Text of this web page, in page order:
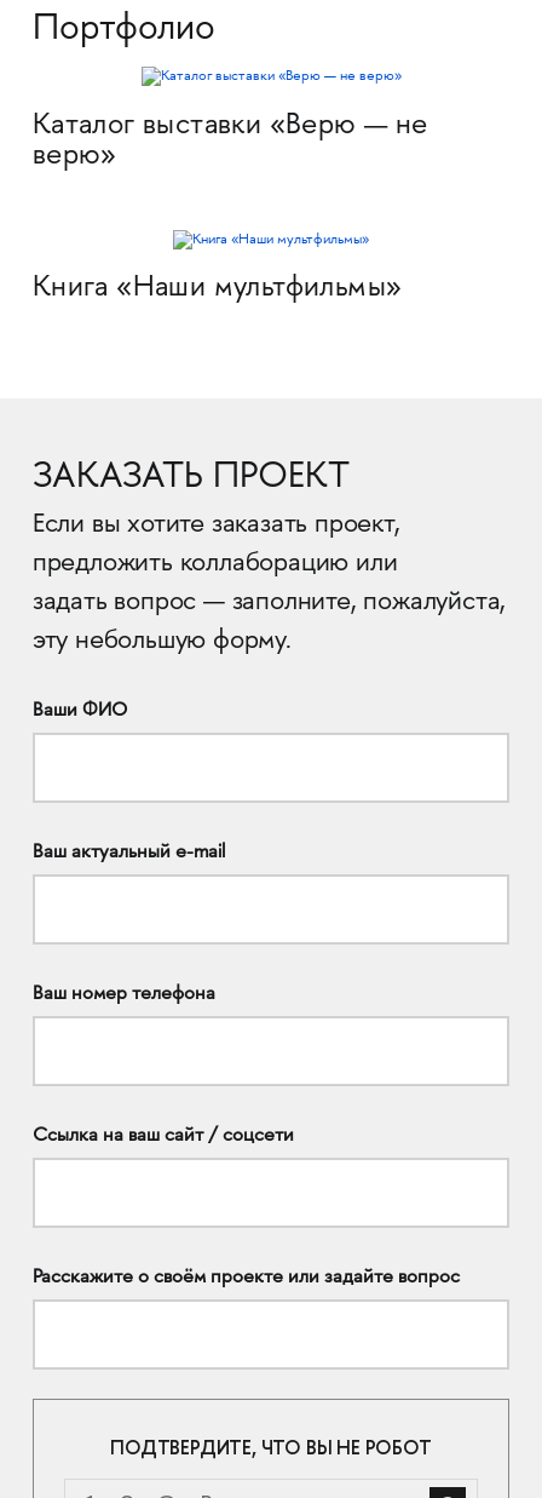
Портфолио
Каталог выставки «Верю — не
верю»
Книга «Наши мультфильмы»
ЗАКАЗАТЬ ПРОЕКТ
Если вы хотите заказать проект,
предложить коллаборацию или
задать вопрос — заполните, пожалуйста,
эту небольшую форму.
Ваши ФИО
Ваш актуальный e-mail
Ваш номер телефона
Ссылка на ваш сайт / соцсети
Расскажите о своём проекте или задайте вопрос
ПОДТВЕРДИТЕ, ЧТО ВЫ НЕ РОБОТ